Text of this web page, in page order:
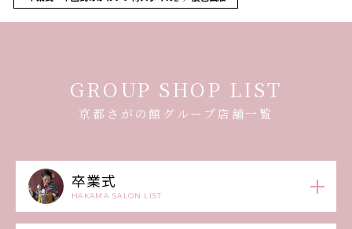
GROUP SHOP LIST
京都さがの館グループ店舗一覧
卒業式
HAKAMA SALON LIST